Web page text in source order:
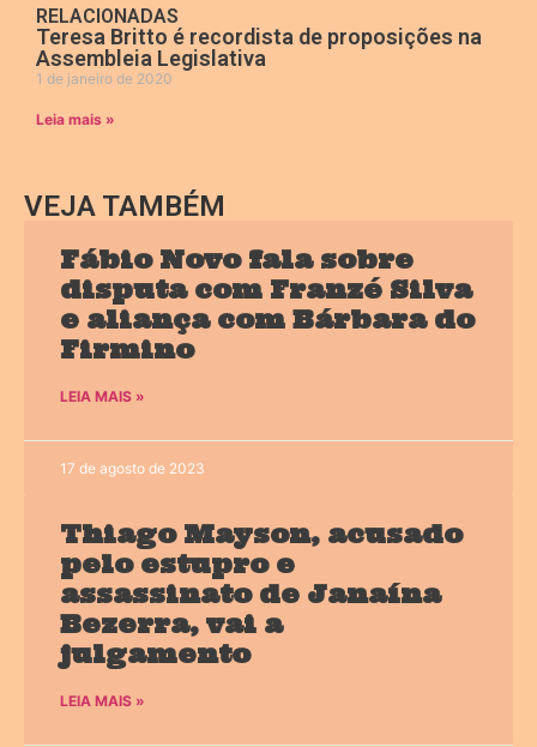
RELACIONADAS
Teresa Britto é recordista de proposições na
Assembleia Legislativa
1 de janeiro de 2020
Leia mais »
VEJA TAMBÉM
Fábio Novo fala sobre
disputa com Franzé Silva
e aliança com Bárbara do
Firmino
LEIA MAIS »
17 de agosto de 2023
Thiago Mayson, acusado
pelo estupro e
assassinato de Janaína
Bezerra, vai a
julgamento
LEIA MAIS »